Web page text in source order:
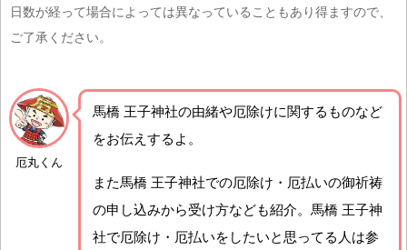
日数が経って場合によっては異なっていることもあり得ますので、
ご了承ください。
厄丸くん
馬橋 王子神社の由緒や厄除けに関するものなど
をお伝えするよ。
また馬橋 王子神社での厄除け・厄払いの御祈祷
の申し込みから受け方なども紹介。馬橋 王子神
社で厄除け・厄払いをしたいと思ってる人は参